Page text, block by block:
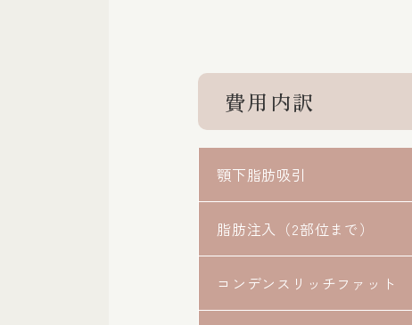
費用内訳
顎下脂肪吸引
脂肪注入（2部位まで）
コンデンスリッチファット